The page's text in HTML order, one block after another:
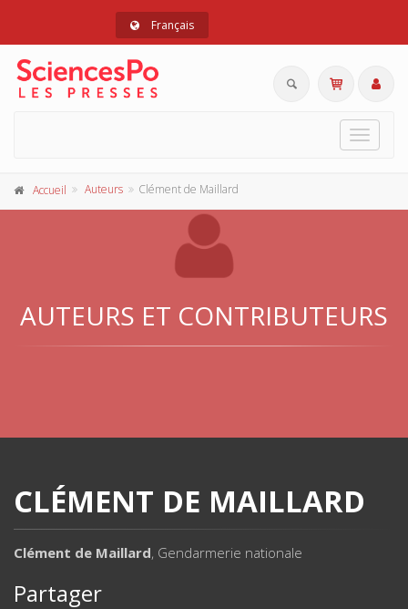
Français
Toggle
Accueil Auteurs Clément de Maillard
AUTEURS ET CONTRIBUTEURS
CLÉMENT DE MAILLARD
Clément de Maillard, Gendarmerie nationale
Partager